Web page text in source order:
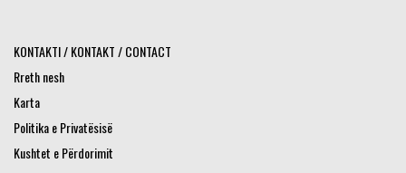
KONTAKTI / KONTAKT / CONTACT
Rreth nesh
Karta
Politika e Privatësisë
Kushtet e Përdorimit